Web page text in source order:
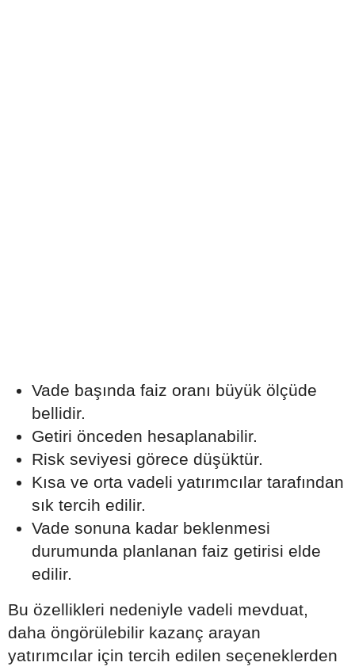
Vade başında faiz oranı büyük ölçüde
bellidir.
Getiri önceden hesaplanabilir.
Risk seviyesi görece düşüktür.
Kısa ve orta vadeli yatırımcılar tarafından
sık tercih edilir.
Vade sonuna kadar beklenmesi
durumunda planlanan faiz getirisi elde
edilir.
Bu özellikleri nedeniyle vadeli mevduat,
daha öngörülebilir kazanç arayan
yatırımcılar için tercih edilen seçeneklerden